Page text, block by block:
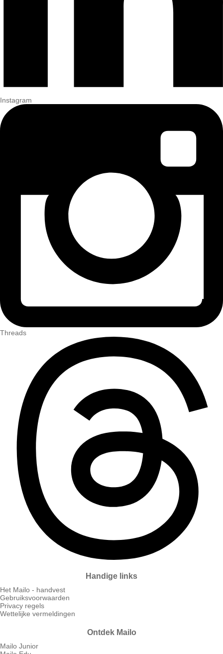
Instagram
Threads
Handige links
Het Mailo - handvest
Gebruiksvoorwaarden
Privacy regels
Wettelijke vermeldingen
Ontdek Mailo
Mailo Junior